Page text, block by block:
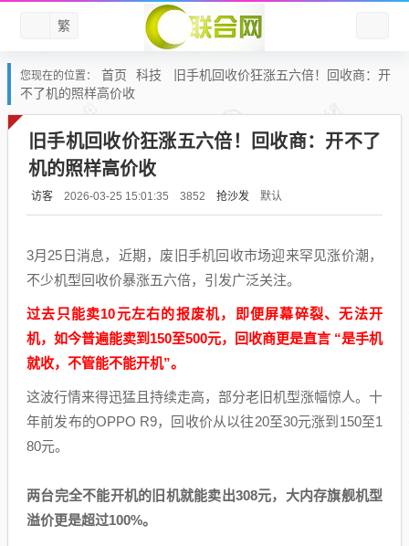
繁
您现在的位置： 首页 科技
旧手机回收价狂涨五六倍！回收商：开
不了机的照样高价收
旧手机回收价狂涨五六倍！回收商：开不了
机的照样高价收
访客 2026-03-25 15:01:35 3852 抢沙发 默认
3月25日消息，近期，废旧手机回收市场迎来罕见涨价潮，
不少机型回收价暴涨五六倍，引发广泛关注。
过去只能卖10元左右的报废机，即便屏幕碎裂、无法开
机，如今普遍能卖到150至500元，回收商更是直言 “是手机
就收，不管能不能开机”。
这波行情来得迅猛且持续走高，部分老旧机型涨幅惊人。十
年前发布的OPPO R9，回收价从以往20至30元涨到150至1
80元。
两台完全不能开机的旧机就能卖出308元，大内存旗舰机型
溢价更是超过100%。